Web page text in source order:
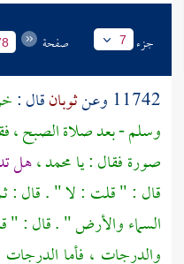
جزء 7 صفحة
11742 وعن ثوبانقال :
وسلم - بعد صلاة الصبح ،
صورة فقال : يامحمد،هل
قال : " قلت : لا " . قال :
السماء والأرض " . قال : "
والدرجات ، فأما